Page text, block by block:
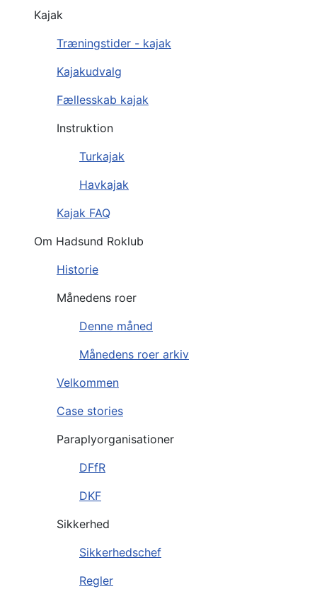
Kajak
Træningstider - kajak
Kajakudvalg
Fællesskab kajak
Instruktion
Turkajak
Havkajak
Kajak FAQ
Om Hadsund Roklub
Historie
Månedens roer
Denne måned
Månedens roer arkiv
Velkommen
Case stories
Paraplyorganisationer
DFfR
DKF
Sikkerhed
Sikkerhedschef
Regler